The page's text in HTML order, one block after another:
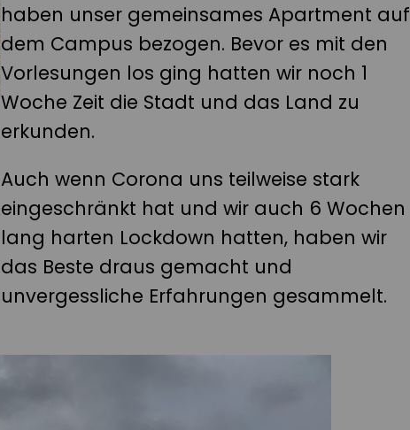
haben unser gemeinsames Apartment auf
dem Campus bezogen. Bevor es mit den
Vorlesungen los ging hatten wir noch 1
Woche Zeit die Stadt und das Land zu
erkunden.
Auch wenn Corona uns teilweise stark
eingeschränkt hat und wir auch 6 Wochen
lang harten Lockdown hatten, haben wir
das Beste draus gemacht und
unvergessliche Erfahrungen gesammelt.